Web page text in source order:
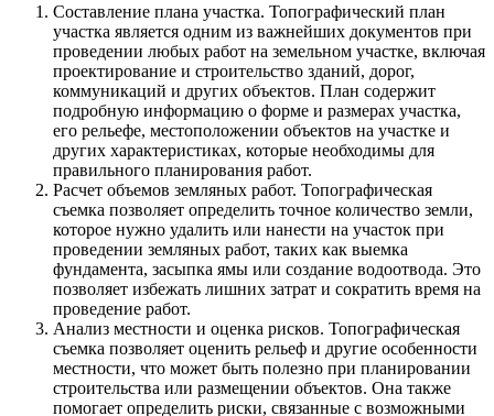
Составление плана участка. Топографический план
участка является одним из важнейших документов при
проведении любых работ на земельном участке, включая
проектирование и строительство зданий, дорог,
коммуникаций и других объектов. План содержит
подробную информацию о форме и размерах участка,
его рельефе, местоположении объектов на участке и
других характеристиках, которые необходимы для
правильного планирования работ.
Расчет объемов земляных работ. Топографическая
съемка позволяет определить точное количество земли,
которое нужно удалить или нанести на участок при
проведении земляных работ, таких как выемка
фундамента, засыпка ямы или создание водоотвода. Это
позволяет избежать лишних затрат и сократить время на
проведение работ.
Анализ местности и оценка рисков. Топографическая
съемка позволяет оценить рельеф и другие особенности
местности, что может быть полезно при планировании
строительства или размещении объектов. Она также
помогает определить риски, связанные с возможными